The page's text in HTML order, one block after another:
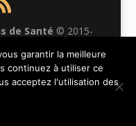
de Santé © 2015-
Facebook et n'est pas
de ce site web n'a
est une marque
Inc.
garantir la meilleure
continuez à utiliser ce
acceptez l'utilisation des